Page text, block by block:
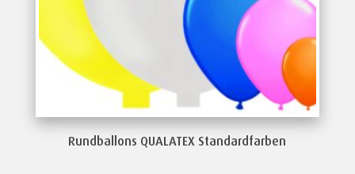
Rundballons QUALATEX Standardfarben